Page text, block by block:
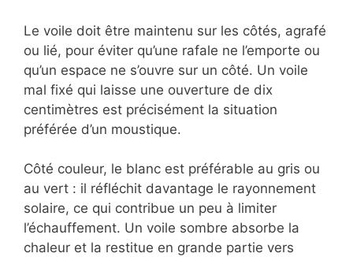
Le voile doit être maintenu sur les côtés, agrafé
ou lié, pour éviter qu’une rafale ne l’emporte ou
qu’un espace ne s’ouvre sur un côté. Un voile
mal fixé qui laisse une ouverture de dix
centimètres est précisément la situation
préférée d’un moustique.
Côté couleur, le blanc est préférable au gris ou
au vert : il réfléchit davantage le rayonnement
solaire, ce qui contribue un peu à limiter
l’échauffement. Un voile sombre absorbe la
chaleur et la restitue en grande partie vers